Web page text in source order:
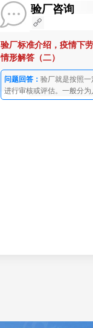
验厂咨询
验厂标准介绍，疫情下
情形解答（二）
问题回答：验厂就是按照
进行审核或评估。一般分为